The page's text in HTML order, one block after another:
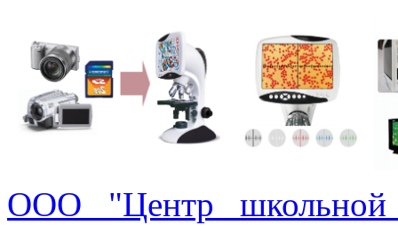
ООО "Центр школьной